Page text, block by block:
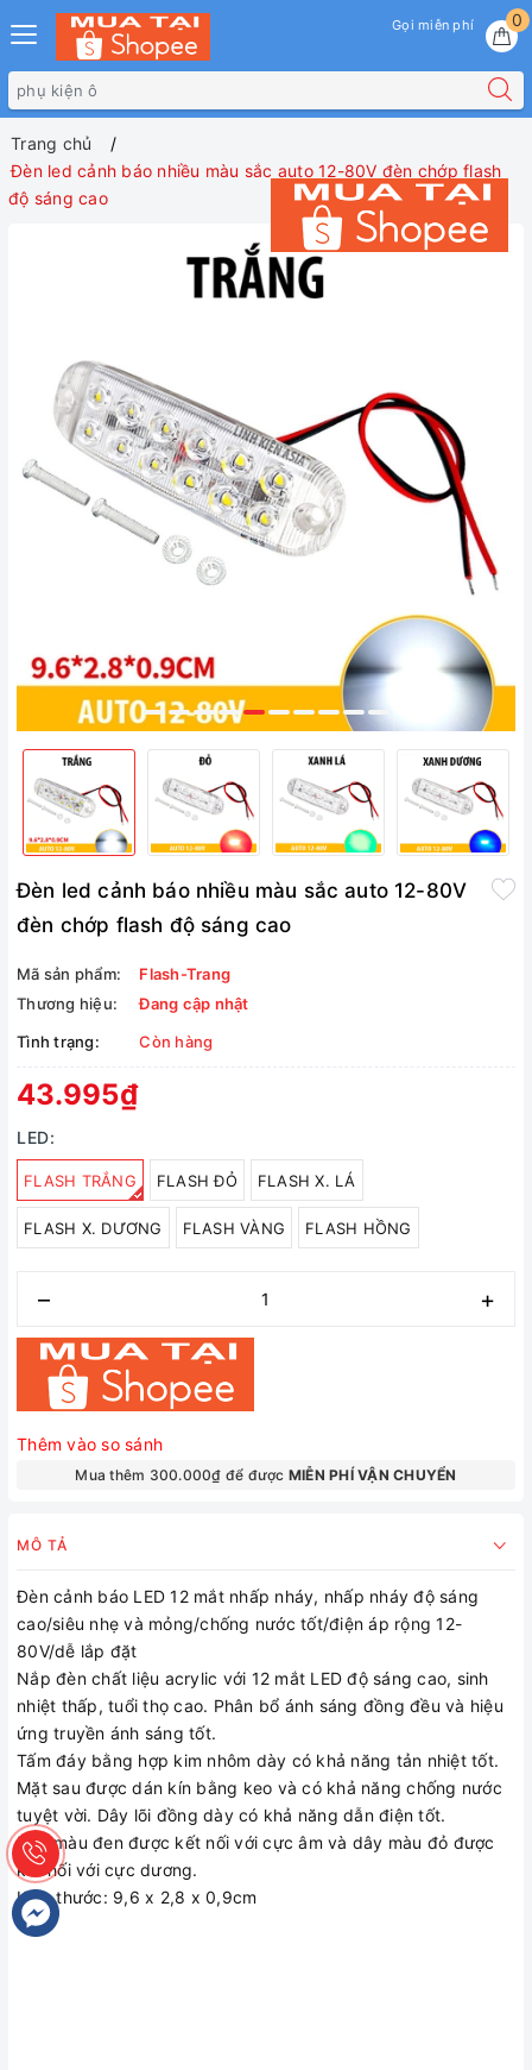
0
Gọi miễn phí
Trang chủ
Đèn led cảnh báo nhiều màu sắc auto 12-80V đèn chớp flash
độ sáng cao
Đèn led cảnh báo nhiều màu sắc auto 12-80V
đèn chớp flash độ sáng cao
Mã sản phẩm:
Flash-Trang
Thương hiệu:
Đang cập nhật
Tình trạng:
Còn hàng
43.995₫
LED:
FLASH TRẮNG FLASH ĐỎ FLASH X. LÁ
FLASH X. DƯƠNG FLASH VÀNG FLASH HỒNG
– +
Thêm vào so sánh
Mua thêm 300.000₫ để được MIỄN PHÍ VẬN CHUYỂN
MÔ TẢ
Đèn cảnh báo LED 12 mắt nhấp nháy, nhấp nháy độ sáng
cao/siêu nhẹ và mỏng/chống nước tốt/điện áp rộng 12-
80V/dễ lắp đặt
Nắp đèn chất liệu acrylic với 12 mắt LED độ sáng cao, sinh
nhiệt thấp, tuổi thọ cao. Phân bổ ánh sáng đồng đều và hiệu
ứng truyền ánh sáng tốt.
Tấm đáy bằng hợp kim nhôm dày có khả năng tản nhiệt tốt.
Mặt sau được dán kín bằng keo và có khả năng chống nước
tuyệt vời. Dây lõi đồng dày có khả năng dẫn điện tốt.
Dây màu đen được kết nối với cực âm và dây màu đỏ được
kết nối với cực dương.
Kích thước: 9,6 x 2,8 x 0,9cm